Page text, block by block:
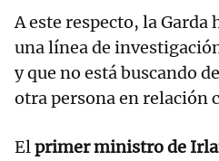
A este respecto, la
una línea de
y que no está buscando
otra persona en relación
Elprimer ministro de